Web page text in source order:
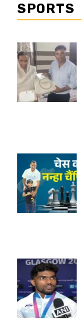
SPORTS